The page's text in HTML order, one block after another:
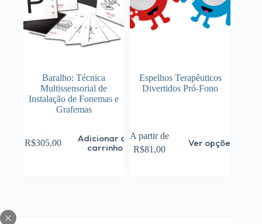
Baralho: Técnica
Multissensorial de
Instalação de Fonemas e
Grafemas
R$305,00
Adicionar ao
carrinho
Espelhos Terapêuticos
Divertidos Pró-Fono
A partir de
R$81,00
Ver opções
Este
produto
tem